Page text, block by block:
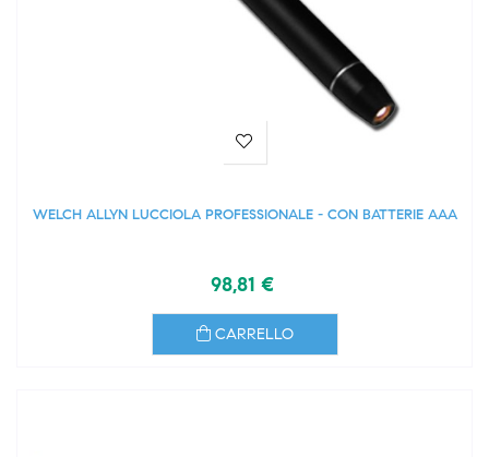
WELCH ALLYN LUCCIOLA PROFESSIONALE - CON BATTERIE AAA
98,81 €
CARRELLO